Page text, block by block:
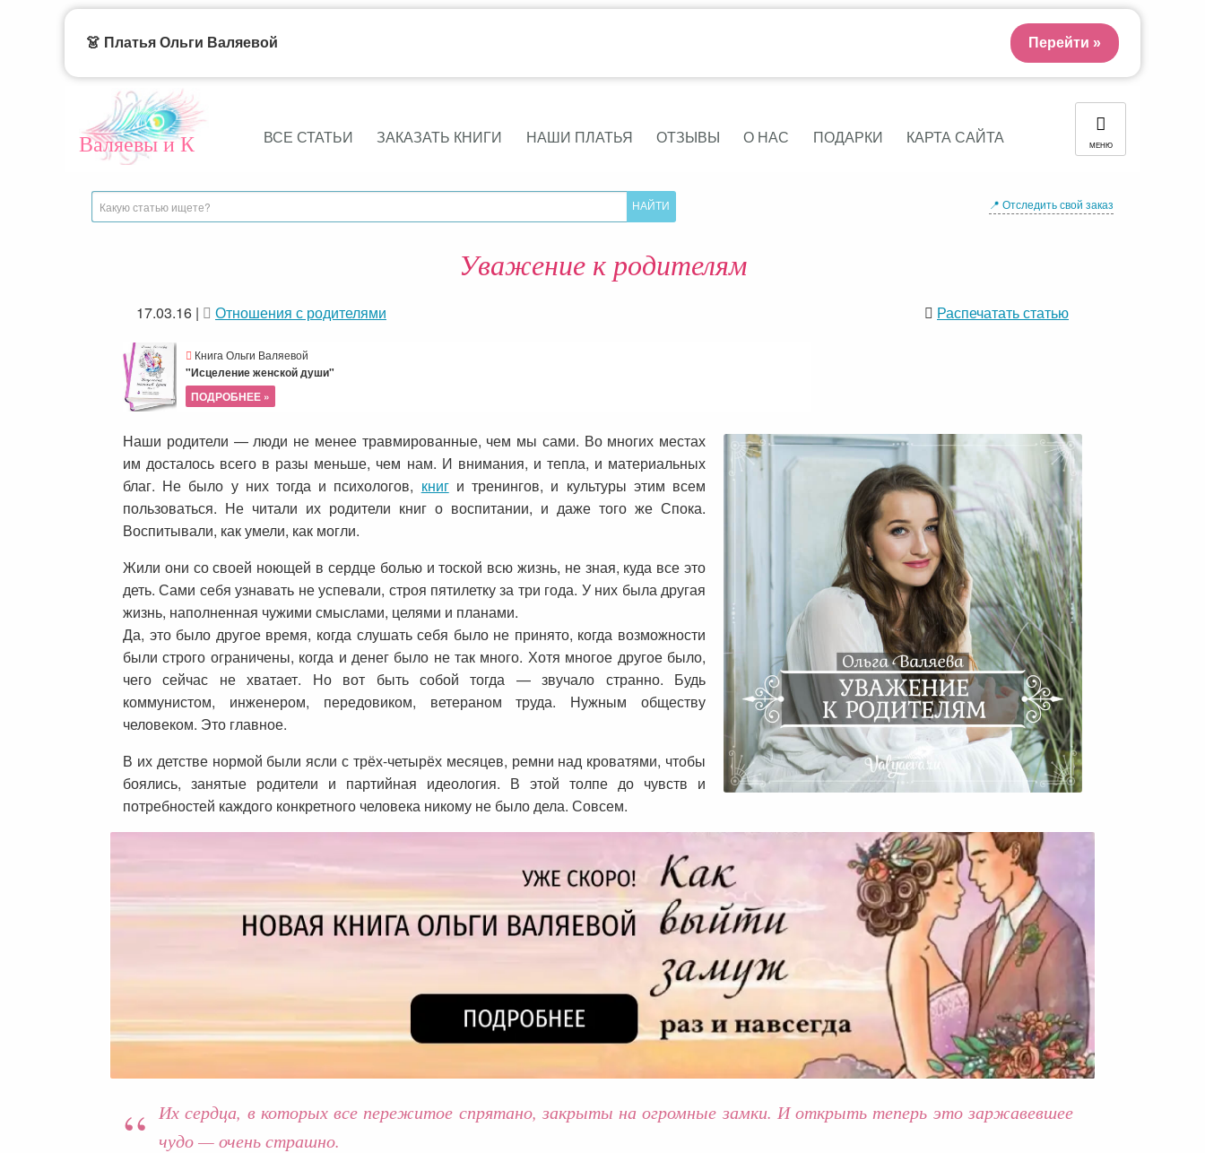
Валяевы и К ВСЕ СТАТЬИ ЗАКАЗАТЬ КНИГИ НАШИ ПЛАТЬЯ ОТЗЫВЫ О НАС ПОДАРКИ КАРТА САЙТА МЕНЮ
📍 Отследить свой заказ
Уважение к родителям
17.03.16 | Отношения с родителями Распечатать статью
Книга Ольги Валяевой
"Исцеление женской души"
ПОДРОБНЕЕ »
Наши родители — люди не менее травмированные, чем мы сами. Во многих местах
им досталось всего в разы меньше, чем нам. И внимания, и тепла, и материальных
благ. Не было у них тогда и психологов, книги тренингов, и культуры этим всем
пользоваться. Не читали их родители книг о воспитании, и даже того же Спока.
Воспитывали, как умели, как могли.
Жили они со своей ноющей в сердце болью и тоской всю жизнь, не зная, куда все это
деть. Сами себя узнавать не успевали, строя пятилетку за три года. У них была другая
жизнь, наполненная чужими смыслами, целями и планами.
Да, это было другое время, когда слушать себя было не принято, когда возможности
были строго ограничены, когда и денег было не так много. Хотя многое другое было,
чего сейчас не хватает. Но вот быть собой тогда — звучало странно. Будь
коммунистом, инженером, передовиком, ветераном труда. Нужным обществу
человеком. Это главное.
В их детстве нормой были ясли с трёх-четырёх месяцев, ремни над кроватями, чтобы
боялись, занятые родители и партийная идеология. В этой толпе до чувств и
потребностей каждого конкретного человека никому не было дела. Совсем.
Их сердца, в которых все пережитое спрятано, закрыты на огромные замки. И открыть теперь это заржавевшее
чудо — очень страшно.
👗 Платья Ольги Валяевой Перейти »